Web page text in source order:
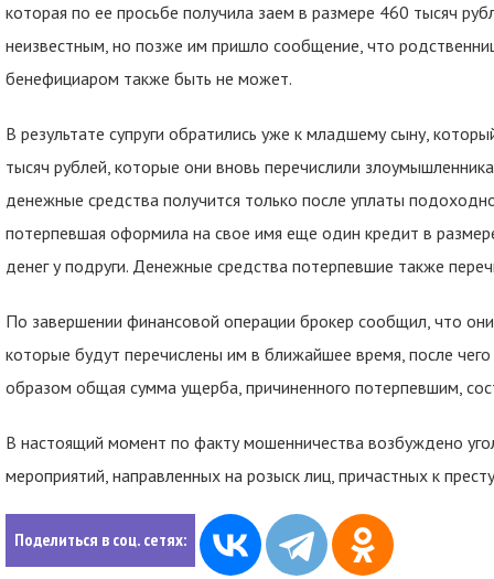
которая по ее просьбе получила заем в размере 460 тысяч
неизвестным, но позже им пришло сообщение, что
бенефициаром также быть не может.
В результате супруги обратились уже к младшему сыну,
тысяч рублей, которые они вновь перечислили
денежные средства получится только после уплаты
потерпевшая оформила на свое имя еще один кредит в
денег у подруги. Денежные средства потерпевшие также
По завершении финансовой операции брокер сообщил, что
которые будут перечислены им в ближайшее время, после
образом общая сумма ущерба, причиненного потерпевшим,
В настоящий момент по факту мошенничества возбуждено
мероприятий, направленных на розыск лиц, причастных к
Поделиться в соц. сетях: